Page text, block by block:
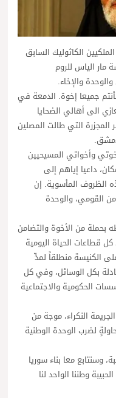
الكاثوليك السابق
مار الياس للروم
والإخاء.
جميعا إخوة. الدمعة في
الى أهالي الضحايا
المجزرة التي طالت المصلين
وأخواتي المسيحيين
داعيا إياهم إلى
الظروف المأسوية. إن
القومي، والوحدة
من الأخوة والتضامن
قطاعات الحياة اليومية
الكنيسة منطلقاً لمدٍّ
بكل الوسائل، وفي كل
الحكومية والاجتماعية
النكراء، موجة من
لضرب الوحدة الوطنية
وسنتابع معا بناء سوريا
وطننا الواحد لنا